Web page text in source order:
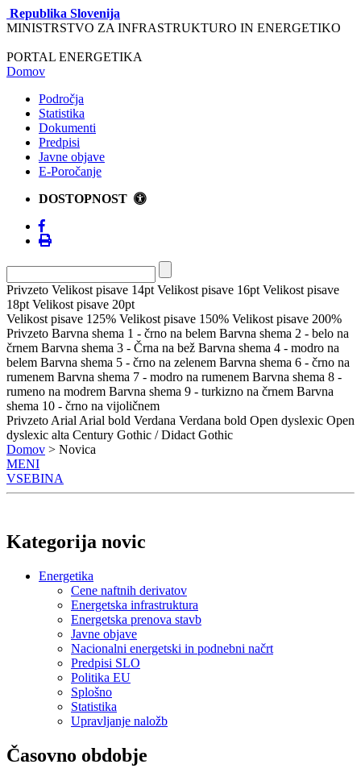
Republika Slovenija
MINISTRSTVO ZA INFRASTRUKTURO IN ENERGETIKO
PORTAL ENERGETIKA
Domov
Področja
Statistika
Dokumenti
Predpisi
Javne objave
E-Poročanje
DOSTOPNOST
Privzeto Velikost pisave 14pt Velikost pisave 16pt Velikost pisave
18pt Velikost pisave 20pt
Velikost pisave 125% Velikost pisave 150% Velikost pisave 200%
Privzeto Barvna shema 1 - črno na belem Barvna shema 2 - belo na
črnem Barvna shema 3 - Črna na bež Barvna shema 4 - modro na
belem Barvna shema 5 - črno na zelenem Barvna shema 6 - črno na
rumenem Barvna shema 7 - modro na rumenem Barvna shema 8 -
rumeno na modrem Barvna shema 9 - turkizno na črnem Barvna
shema 10 - črno na vijoličnem
Privzeto Arial Arial bold Verdana Verdana bold Open dyslexic Open
dyslexic alta Century Gothic / Didact Gothic
Domov > Novica
MENI
VSEBINA
Kategorija novic
Energetika
Cene naftnih derivatov
Energetska infrastruktura
Energetska prenova stavb
Javne objave
Nacionalni energetski in podnebni načrt
Predpisi SLO
Politika EU
Splošno
Statistika
Upravljanje naložb
Časovno obdobje